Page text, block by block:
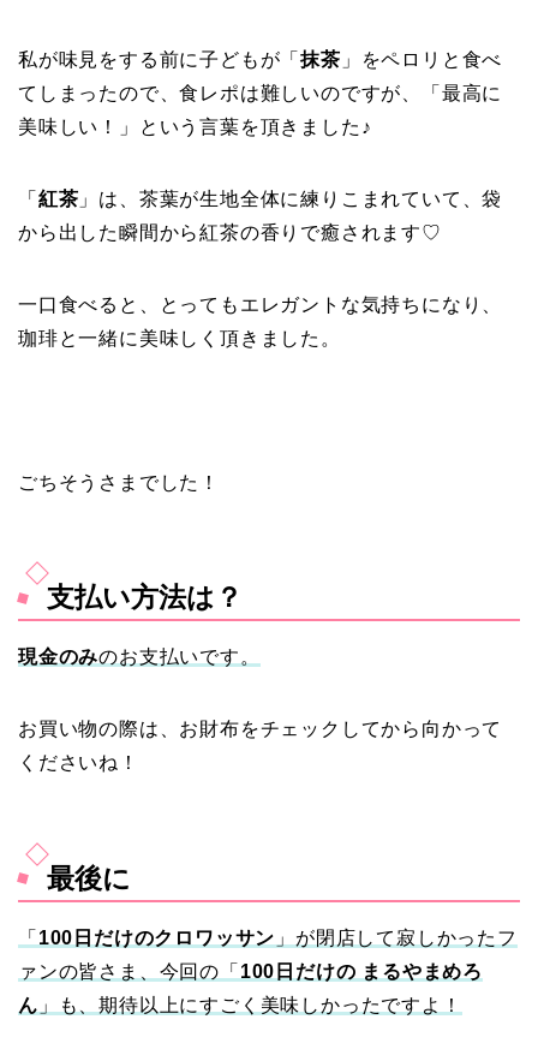
私が味見をする前に子どもが「抹茶 」をペロリと食べ
てしまったので、食レポは難しいのですが、「最高に
美味しい！」という言葉を頂きました♪
「 紅茶 」は、茶葉が生地全体に練りこまれていて、袋
から出した瞬間から紅茶の香りで癒されます♡
一口食べると、とってもエレガントな気持ちになり、
珈琲と一緒に美味しく頂きました。
ごちそうさまでした！
支払い方法は？
現金のみのお支払いです。
お買い物の際は、お財布をチェックしてから向かって
くださいね！
最後に
「 100日だけのクロワッサン 」が閉店して寂しかったフ
ァンの皆さま、今回の「 100日だけの まるやまめろ
ん 」も、期待以上にすごく美味しかったですよ！